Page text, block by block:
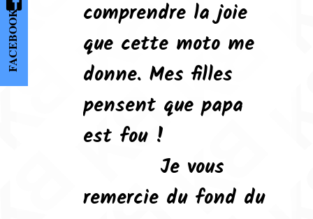
FACEBOOK
comprendre la joie
que cette moto me
donne. Mes filles
pensent que papa
est fou !
Je vous
remercie du fond du